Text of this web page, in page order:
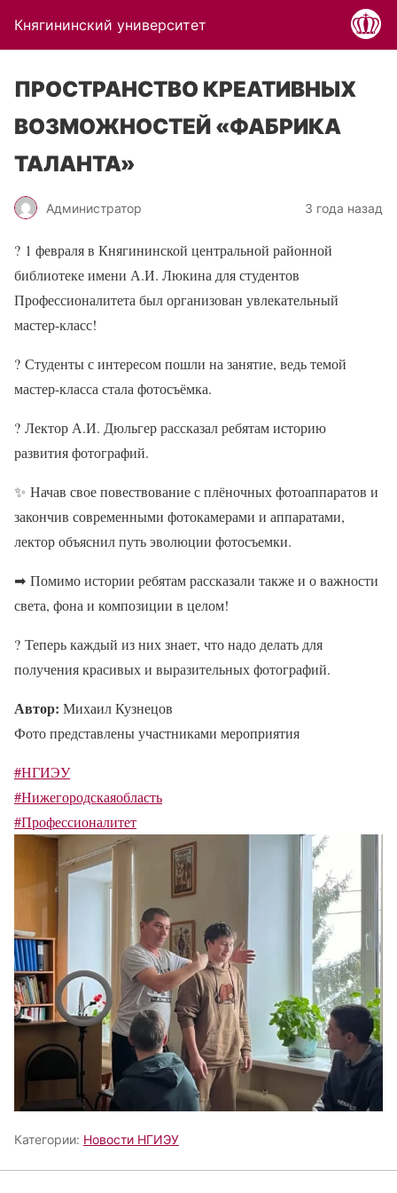
Княгининский университет
ПРОСТРАНСТВО КРЕАТИВНЫХ
ВОЗМОЖНОСТЕЙ «ФАБРИКА
ТАЛАНТА»
Администратор 3 года назад
? 1 февраля в Княгининской центральной районной
библиотеке имени А.И. Люкина для студентов
Профессионалитета был организован увлекательный
мастер-класс!
? Студенты с интересом пошли на занятие, ведь темой
мастер-класса стала фотосъёмка.
? Лектор А.И. Дюльгер рассказал ребятам историю
развития фотографий.
✨ Начав свое повествование с плёночных фотоаппаратов и
закончив современными фотокамерами и аппаратами,
лектор объяснил путь эволюции фотосъемки.
➡ Помимо истории ребятам рассказали также и о важности
света, фона и композиции в целом!
? Теперь каждый из них знает, что надо делать для
получения красивых и выразительных фотографий.
Автор: Михаил Кузнецов
Фото представлены участниками мероприятия
#НГИЭУ
#Нижегородскаяобласть
#Профессионалитет
Категории: Новости НГИЭУ